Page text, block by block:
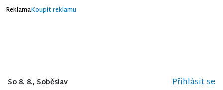
ReklamaKoupit reklamu
So 8. 8., Soběslav Přihlásit se